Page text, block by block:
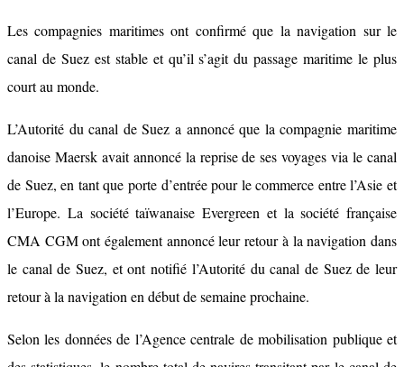
Les compagnies maritimes ont confirmé que la navigation sur le
canal de Suez est stable et qu’il s’agit du passage maritime le plus
court au monde.
L’Autorité du canal de Suez a annoncé que la compagnie maritime
danoise Maersk avait annoncé la reprise de ses voyages via le canal
de Suez, en tant que porte d’entrée pour le commerce entre l’Asie et
l’Europe. La société taïwanaise Evergreen et la société française
CMA CGM ont également annoncé leur retour à la navigation dans
le canal de Suez, et ont notifié l’Autorité du canal de Suez de leur
retour à la navigation en début de semaine prochaine.
Selon les données de l’Agence centrale de mobilisation publique et